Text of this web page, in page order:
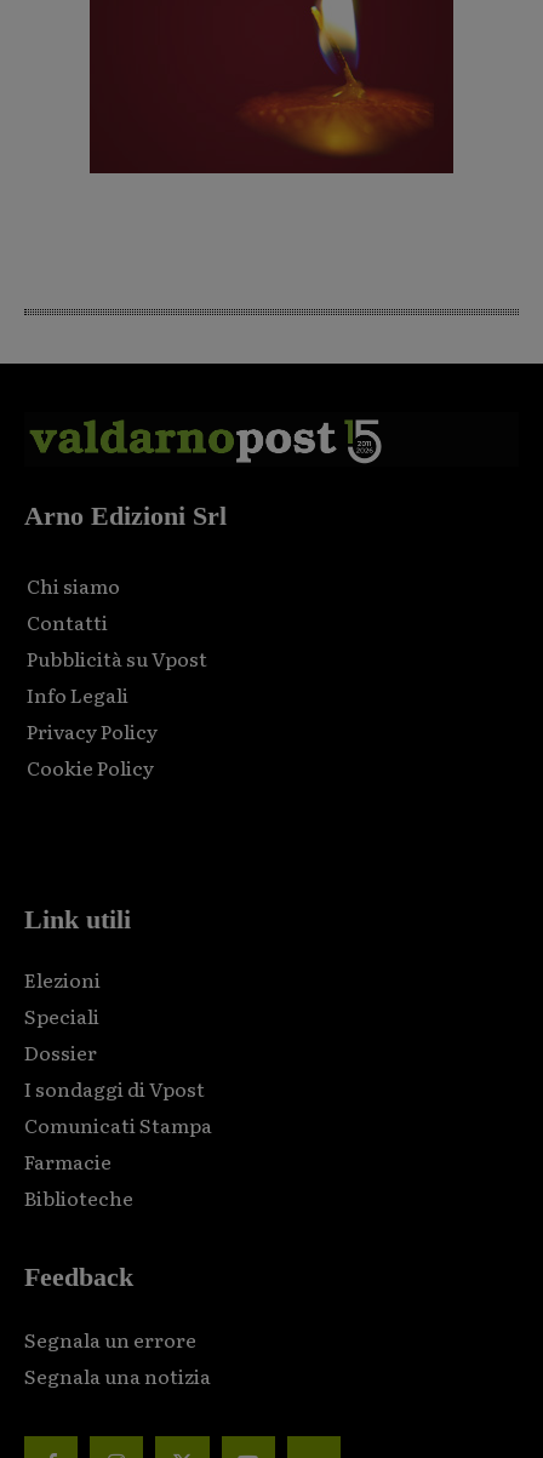
Arno Edizioni Srl
Chi siamo
Contatti
Pubblicità su Vpost
Info Legali
Privacy Policy
Cookie Policy
Link utili
Elezioni
Speciali
Dossier
I sondaggi di Vpost
Comunicati Stampa
Farmacie
Biblioteche
Feedback
Segnala un errore
Segnala una notizia